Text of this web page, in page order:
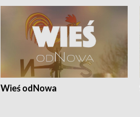
Wieś odNowa